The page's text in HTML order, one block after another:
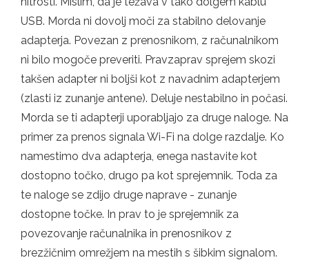
USB. Morda ni dovolj moči za stabilno delovanje
adapterja. Povezan z prenosnikom, z računalnikom
ni bilo mogoče preveriti. Pravzaprav sprejem skozi
takšen adapter ni boljši kot z navadnim adapterjem
(zlasti iz zunanje antene). Deluje nestabilno in počasi.
Morda se ti adapterji uporabljajo za druge naloge. Na
primer za prenos signala Wi-Fi na dolge razdalje. Ko
namestimo dva adapterja, enega nastavite kot
dostopno točko, drugo pa kot sprejemnik. Toda za
te naloge se zdijo druge naprave - zunanje
dostopne točke. In prav to je sprejemnik za
povezovanje računalnika in prenosnikov z
brezžičnim omrežjem na mestih s šibkim signalom.